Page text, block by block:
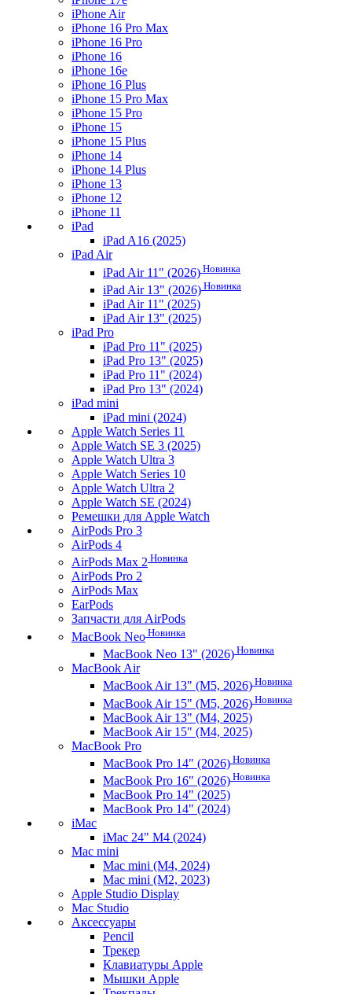
iPhone Air
iPhone 16 Pro Max
iPhone 16 Pro
iPhone 16
iPhone 16e
iPhone 16 Plus
iPhone 15 Pro Max
iPhone 15 Pro
iPhone 15
iPhone 15 Plus
iPhone 14
iPhone 14 Plus
iPhone 13
iPhone 12
iPhone 11
iPad
iPad A16 (2025)
iPad Air
iPad Air 11" (2026) Новинка
iPad Air 13" (2026) Новинка
iPad Air 11" (2025)
iPad Air 13" (2025)
iPad Pro
iPad Pro 11" (2025)
iPad Pro 13" (2025)
iPad Pro 11" (2024)
iPad Pro 13" (2024)
iPad mini
iPad mini (2024)
Apple Watch Series 11
Apple Watch SE 3 (2025)
Apple Watch Ultra 3
Apple Watch Series 10
Apple Watch Ultra 2
Apple Watch SE (2024)
Ремешки для Apple Watch
AirPods Pro 3
AirPods 4
AirPods Max 2 Новинка
AirPods Pro 2
AirPods Max
EarPods
Запчасти для AirPods
MacBook Neo Новинка
MacBook Neo 13" (2026) Новинка
MacBook Air
MacBook Air 13" (M5, 2026) Новинка
MacBook Air 15" (M5, 2026) Новинка
MacBook Air 13" (M4, 2025)
MacBook Air 15" (M4, 2025)
MacBook Pro
MacBook Pro 14" (2026) Новинка
MacBook Pro 16" (2026) Новинка
MacBook Pro 14" (2025)
MacBook Pro 14" (2024)
iMac
iMac 24" M4 (2024)
Mac mini
Mac mini (M4, 2024)
Mac mini (M2, 2023)
Apple Studio Display
Mac Studio
Аксессуары
Pencil
Трекер
Клавиатуры Apple
Мышки Apple